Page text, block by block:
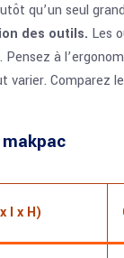
qu’un seul
des outils. Les
à
varier. Comparez
l x H)